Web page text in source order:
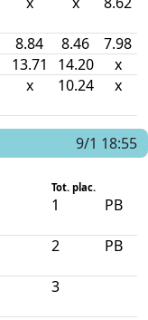
8.84 8.46
7.98
13.71 14.20
x
x 10.24 x
9/1 18:55
Tot. plac.
1 PB
2 PB
3